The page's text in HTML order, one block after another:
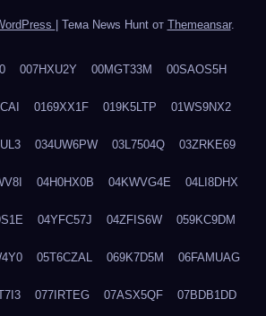
Тема News Hunt от Themeansar.
007HXU2Y 00MGT33M 00SAOS5H
0169XX1F 019K5LTP 01WS9NX2
034UW6PW 03L7504Q 03ZRKE69
04H0HX0B 04KWVG4E 04LI8DHX
04YFC57J 04ZFIS6W 059KC9DM
05T6CZAL 069K7D5M 06FAMUAG
077IRTEG 07ASX5QF 07BDB1DD